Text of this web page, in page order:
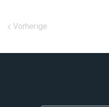
Vorherige